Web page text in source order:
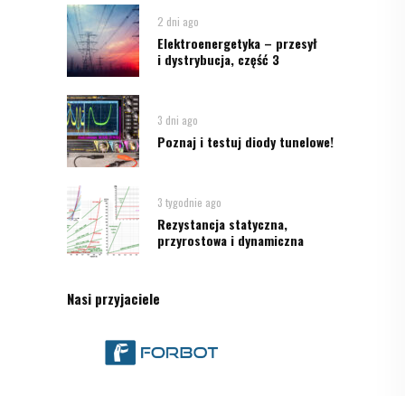
2 dni ago
Elektroenergetyka – przesył
i dystrybucja, część 3
3 dni ago
Poznaj i testuj diody tunelowe!
3 tygodnie ago
Rezystancja statyczna,
przyrostowa i dynamiczna
Nasi przyjaciele